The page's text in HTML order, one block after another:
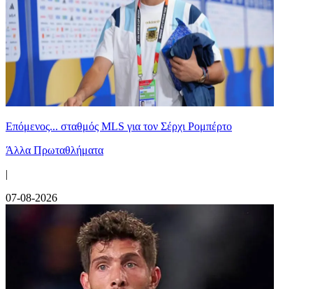
Επόμενος... σταθμός MLS για τον Σέρχι Ρομπέρτο
Άλλα Πρωταθλήματα
|
07-08-2026